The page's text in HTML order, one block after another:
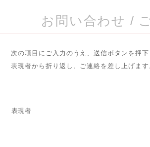
お問い合わせ /
次の項目にご入力のうえ、送信ボタンを押下
表現者から折り返し、ご連絡を差し上げます
表現者